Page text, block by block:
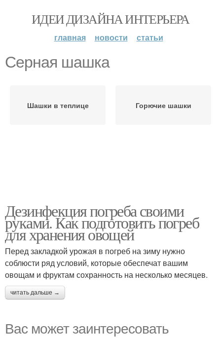
ИДЕИ ДИЗАЙНА ИНТЕРЬЕРА
главная новости статьи
Серная шашка
Шашки в теплице Горючие шашки
Дезинфекция погреба своими
руками. Как подготовить погреб
для хранения овощей
Перед закладкой урожая в погреб на зиму нужно
соблюсти ряд условий, которые обеспечат вашим
овощам и фруктам сохранность на несколько месяцев.
читать дальше →
Вас может заинтересовать